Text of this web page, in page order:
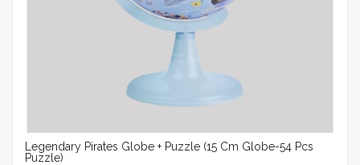
Legendary Pirates Globe + Puzzle (15 Cm Globe-54 Pcs
Puzzle)